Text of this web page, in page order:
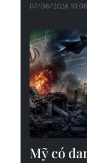
07/08/2026 10:08
Mỹ có